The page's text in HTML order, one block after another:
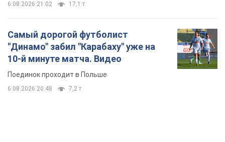
6.08.2026 21:02 17,1 т.
Самый дорогой футболист
"Динамо" забил "Карабаху" уже на
10-й минуте матча. Видео
Поединок проходит в Польше
6.08.2026 20:48 7,2 т.